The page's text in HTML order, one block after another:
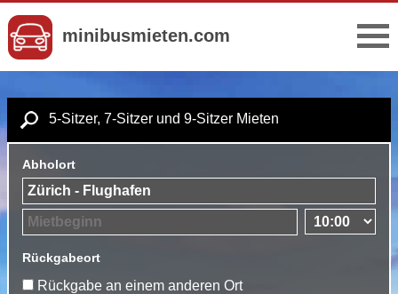
minibusmieten.com
5-Sitzer, 7-Sitzer und 9-Sitzer Mieten
Abholort
Rückgabeort
Rückgabe an einem anderen Ort